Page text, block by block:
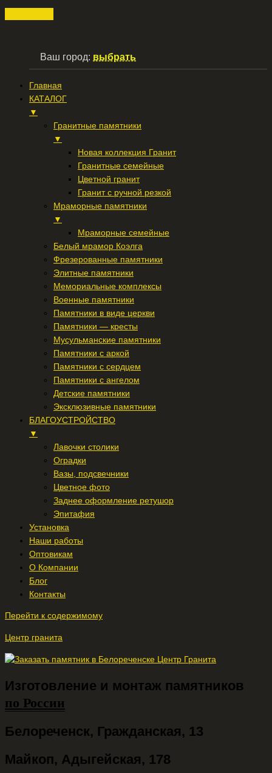
Ваш город: выбрать
Главная
КАТАЛОГ
▼
Гранитные памятники
▼
Новая коллекция Гранит
Гранитные семейные
Цветной гранит
Гранит с ручной резкой
Мраморные памятники
▼
Мраморные семейные
Белый мрамор Коэлга
Фрезерованные памятники
Элитные памятники
Мемориальные комплексы
Военные памятники
Памятники в виде церкви
Памятники — кресты
Мусульманские памятники
Памятники с аркой
Памятники с сердцем
Памятники с ангелом
Детские памятники
Эксклюзивные памятники
БЛАГОУСТРОЙСТВО
▼
Лавочки столики
Оградки
Вазы, подсвечники
Цветное фото
Заднее оформление ретушор
Эпитафия
Установка
Наши работы
Оптовикам
О Компании
Блог
Контакты
Перейти к содержимому
Центр гранита
Изготовление и монтаж памятников
по России
Белореченск, Гражданская, 13
Майкоп, Адыгейская, 178